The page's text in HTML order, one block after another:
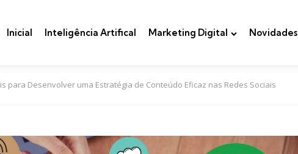
Inicial Inteligência Artifical Marketing Digital Novidades
para Desenvolver uma Estratégia de Conteúdo Eficaz nas Redes Sociais